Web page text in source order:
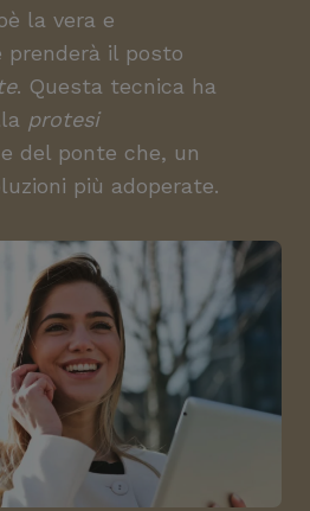
la vera e
il posto
. Questa tecnica ha
protesi
del ponte che, un
più adoperate.